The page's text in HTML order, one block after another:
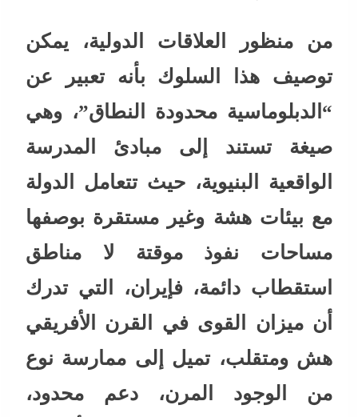
من منظور العلاقات الدولية، يمكن
توصيف هذا السلوك بأنه تعبير عن
“الدبلوماسية محدودة النطاق”، وهي
صيغة تستند إلى مبادئ المدرسة
الواقعية البنيوية، حيث تتعامل الدولة
مع بيئات هشة وغير مستقرة بوصفها
مساحات نفوذ موقتة لا مناطق
استقطاب دائمة، فإيران، التي تدرك
أن ميزان القوى في القرن الأفريقي
هش ومتقلب، تميل إلى ممارسة نوع
من الوجود المرن، دعم محدود،